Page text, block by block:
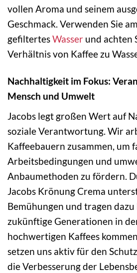
vollen Aroma und seinem
Geschmack. Verwenden Sie
gefiltertesWasser und achten
Verhältnis von Kaffee zu
Nachhaltigkeit im Fokus:
Mensch und Umwelt
Jacobs legt großen Wert auf
soziale Verantwortung. Wir
Kaffeebauern zusammen, um
Arbeitsbedingungen und
Anbaumethoden zu fördern.
Jacobs Krönung Crema
Bemühungen und tragen dazu
zukünftige Generationen in
hochwertigen Kaffees
setzen uns aktiv für den
die Verbesserung der